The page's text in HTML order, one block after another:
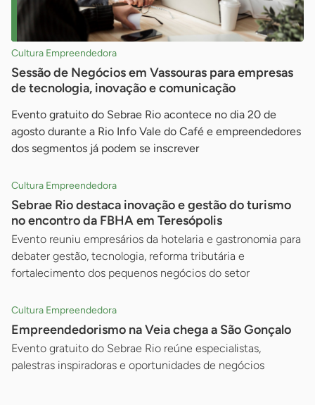
Cultura Empreendedora
Sessão de Negócios em Vassouras para empresas
de tecnologia, inovação e comunicação
Evento gratuito do Sebrae Rio acontece no dia 20 de
agosto durante a Rio Info Vale do Café e empreendedores
dos segmentos já podem se inscrever
Cultura Empreendedora
Sebrae Rio destaca inovação e gestão do turismo
no encontro da FBHA em Teresópolis
Evento reuniu empresários da hotelaria e gastronomia para
debater gestão, tecnologia, reforma tributária e
fortalecimento dos pequenos negócios do setor
Cultura Empreendedora
Empreendedorismo na Veia chega a São Gonçalo
Evento gratuito do Sebrae Rio reúne especialistas,
palestras inspiradoras e oportunidades de negócios